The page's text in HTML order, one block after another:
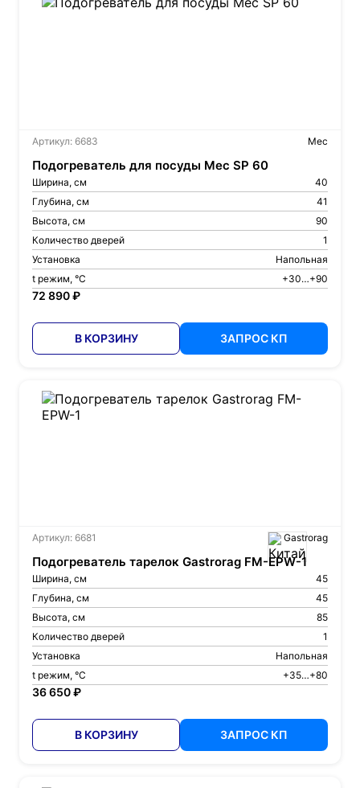
Артикул: 6683 Mec
Подогреватель для посуды Mec SP 60
Ширина, см
40
Глубина, см
41
Высота, см
90
Количество дверей
1
Установка
Напольная
t режим, °С
+30…+90
72 890 ₽
В КОРЗИНУ ЗАПРОС КП
Артикул: 6681 Gastrorag
Подогреватель тарелок Gastrorag FM-EPW-1
Ширина, см
45
Глубина, см
45
Высота, см
85
Количество дверей
1
Установка
Напольная
t режим, °С
+35…+80
36 650 ₽
В КОРЗИНУ ЗАПРОС КП